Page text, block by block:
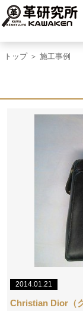
トップ＞ 施工事例
2014.01.21
Christian Dior（